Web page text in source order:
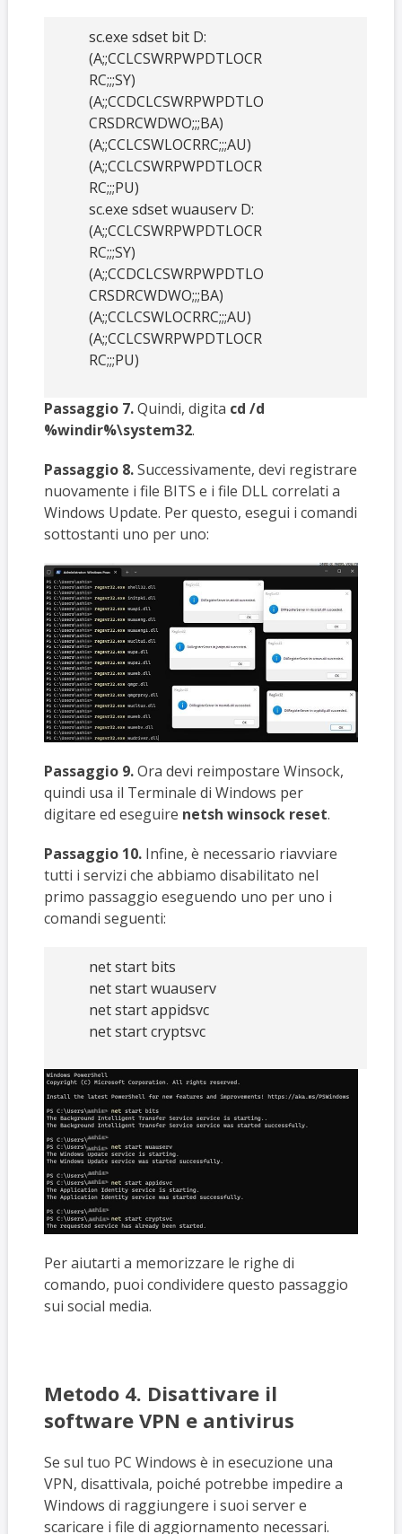
sc.exe sdset bit D:
(A;;CCLCSWRPWPDTLOCR
RC;;;SY)
(A;;CCDCLCSWRPWPDTLO
CRSDRCWDWO;;;BA)
(A;;CCLCSWLOCRRC;;;AU)
(A;;CCLCSWRPWPDTLOCR
RC;;;PU)
sc.exe sdset wuauserv D:
(A;;CCLCSWRPWPDTLOCR
RC;;;SY)
(A;;CCDCLCSWRPWPDTLO
CRSDRCWDWO;;;BA)
(A;;CCLCSWLOCRRC;;;AU)
(A;;CCLCSWRPWPDTLOCR
RC;;;PU)
Passaggio 7.Quindi, digita cd /d
%windir%\system32.
Passaggio 8.Successivamente, devi registrare
nuovamente i file BITS e i file DLL correlati a
Windows Update. Per questo, esegui i comandi
sottostanti uno per uno:
Passaggio 9.Ora devi reimpostare Winsock,
quindi usa il Terminale di Windows per
digitare ed eseguire netsh winsock reset.
Passaggio 10.Infine, è necessario riavviare
tutti i servizi che abbiamo disabilitato nel
primo passaggio eseguendo uno per uno i
comandi seguenti:
net start bits
net start wuauserv
net start appidsvc
net start cryptsvc
Per aiutarti a memorizzare le righe di
comando, puoi condividere questo passaggio
sui social media.
Metodo 4. Disattivare il
software VPN e antivirus
Se sul tuo PC Windows è in esecuzione una
VPN, disattivala, poiché potrebbe impedire a
Windows di raggiungere i suoi server e
scaricare i file di aggiornamento necessari.